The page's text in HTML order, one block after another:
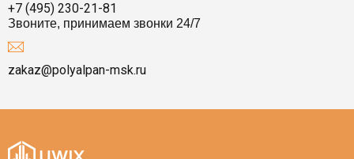
+7 (495) 230-21-81
Звоните, принимаем звонки 24/7
zakaz@polyalpan-msk.ru